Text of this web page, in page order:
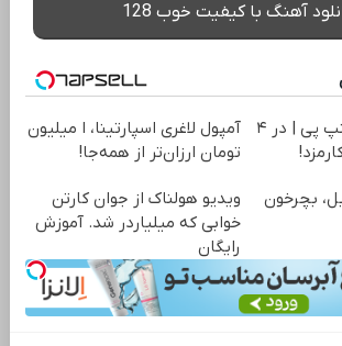
آهنگ با کیفیت خوب 128
خرید موبایل با اسنپ پی | در ۴
آمپول لاغری اسپارتینا، ا میلیون
تومان ارزان‌تر از همه‌جا!
بچرخون
ویدیو هولناک از جوان کارتن
خوابی که میلیاردر شد. آموزش
رایگان